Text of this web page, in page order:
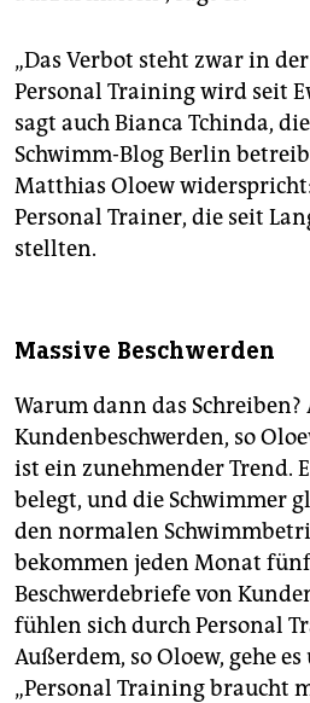
„Das Verbot steht zwar in
Personal Training wird seit
sagt auch Bianca Tchinda,
Schwimm-Blog Berlin
Matthias Oloew
Personal Trainer, die seit
stellten.
Massive Beschwerden
Warum dann das Schreiben?
Kundenbeschwerden, so
ist ein zunehmender Trend.
belegt, und die Schwimmer
den normalen
bekommen jeden Monat
Beschwerdebriefe von
fühlen sich durch Personal
Außerdem, so Oloew, gehe
„Personal Training braucht